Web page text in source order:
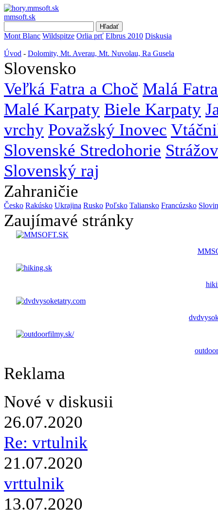
mmsoft.sk
Mont Blanc Wildspitze Orlia prť Elbrus 2010 Diskusia
Úvod - Dolomity, Mt. Averau, Mt. Nuvolau, Ra Gusela
Slovensko
Veľká Fatra a Choč Malá Fatra
Malé Karpaty Biele Karpaty
vrchy Považský Inovec
Slovenské Stredohorie
Slovenský raj
Zahraničie
Česko Rakúsko Ukrajina Rusko Poľsko Taliansko Francúzsko
Zaujímavé stránky
Reklama
Nové v diskusii
26.07.2020
Re: vrtulnik
21.07.2020
vrttulnik
13.07.2020